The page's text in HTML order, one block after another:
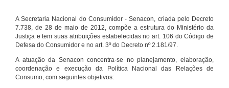
A Secretaria Nacional do Consumidor - Senacon, criada pelo Decreto
7.738, de 28 de maio de 2012, compõe a estrutura do Ministério da
Justiça e tem suas atribuições estabelecidas no art. 106 do Código de
Defesa do Consumidor e no art. 3º do Decreto nº 2.181/97.
A atuação da Senacon concentra-se no planejamento, elaboração,
coordenação e execução da Política Nacional das Relações de
Consumo, com seguintes objetivos: